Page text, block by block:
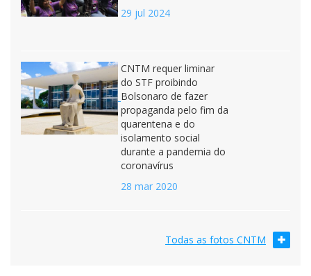
29 jul 2024
CNTM requer liminar
do STF proibindo
Bolsonaro de fazer
propaganda pelo fim da
quarentena e do
isolamento social
durante a pandemia do
coronavírus
28 mar 2020
Todas as fotos CNTM